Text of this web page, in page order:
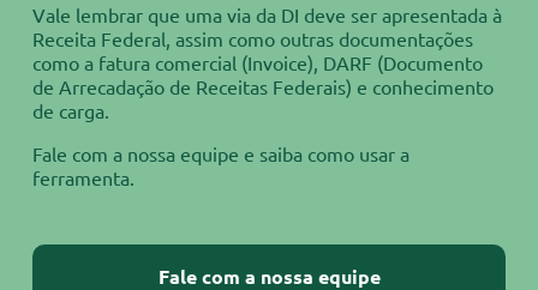
Vale lembrar que uma via da DI deve ser apresentada à
Receita Federal, assim como outras documentações
como a fatura comercial (Invoice), DARF (Documento
de Arrecadação de Receitas Federais) e conhecimento
de carga.
Fale com a nossa equipe e saiba como usar a
ferramenta.
Fale com a nossa equipe